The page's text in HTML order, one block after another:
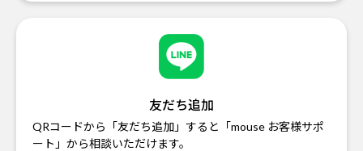
友だち追加
QRコードから「友だち追加」すると「mouse お客様サポ
ート」から相談いただけます。